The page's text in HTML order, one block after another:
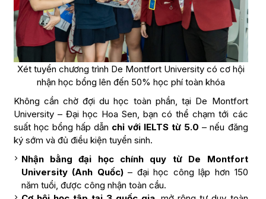
Xét tuyển chương trình De Montfort University có cơ hội
nhận học bổng lên đến 50% học phí toàn khóa
Không cần chờ đợi du học toàn phần, tại De Montfort
University – Đại học Hoa Sen, bạn có thể chạm tới các
suất học bổng hấp dẫn chỉ với IELTS từ 5.0 – nếu đăng
ký sớm và đủ điều kiện tuyển sinh.
Nhận bằng đại học chính quy từ De Montfort
University (Anh Quốc)– đại học công lập hơn 150
năm tuổi, được công nhận toàn cầu.